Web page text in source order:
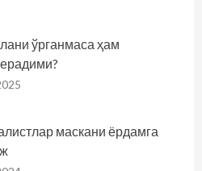
ўрганмаса ҳам
маскани ёрдамга